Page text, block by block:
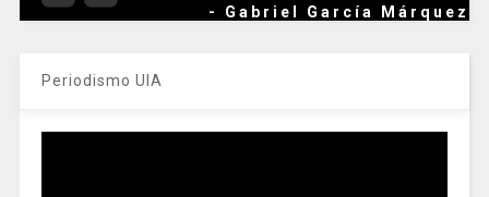
- Gabriel García Márquez
Periodismo UIA